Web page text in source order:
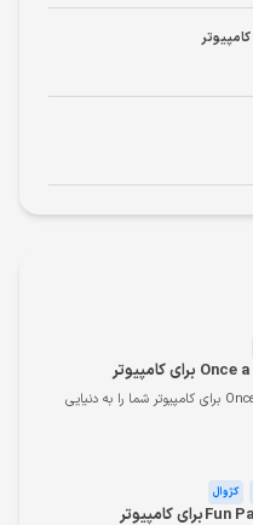
دانلود بازی Once a Pawn a King برای کامپیوتر شما را به دنیایی
کژوال